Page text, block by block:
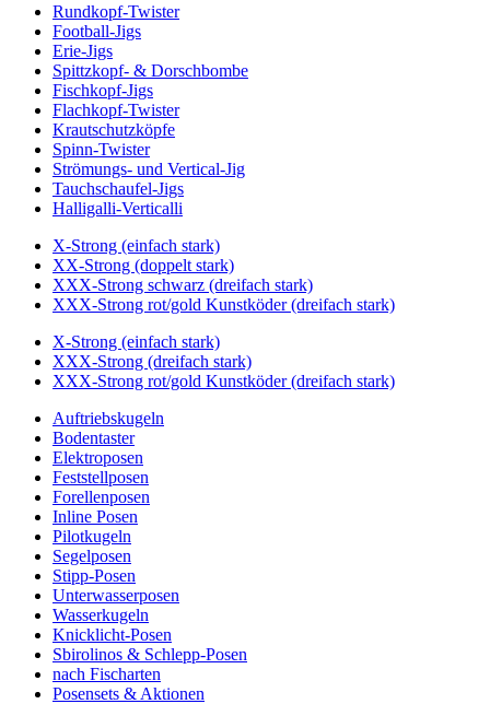
Rundkopf-Twister
Football-Jigs
Erie-Jigs
Spittzkopf- & Dorschbombe
Fischkopf-Jigs
Flachkopf-Twister
Krautschutzköpfe
Spinn-Twister
Strömungs- und Vertical-Jig
Tauchschaufel-Jigs
Halligalli-Verticalli
X-Strong (einfach stark)
XX-Strong (doppelt stark)
XXX-Strong schwarz (dreifach stark)
XXX-Strong rot/gold Kunstköder (dreifach stark)
X-Strong (einfach stark)
XXX-Strong (dreifach stark)
XXX-Strong rot/gold Kunstköder (dreifach stark)
Auftriebskugeln
Bodentaster
Elektroposen
Feststellposen
Forellenposen
Inline Posen
Pilotkugeln
Segelposen
Stipp-Posen
Unterwasserposen
Wasserkugeln
Knicklicht-Posen
Sbirolinos & Schlepp-Posen
nach Fischarten
Posensets & Aktionen